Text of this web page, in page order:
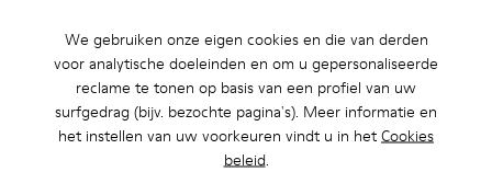
We gebruiken onze eigen cookies en die van derden
voor analytische doeleinden en om u gepersonaliseerde
reclame te tonen op basis van een profiel van uw
surfgedrag (bijv. bezochte pagina's). Meer informatie en
het instellen van uw voorkeuren vindt u in het Cookies
beleid.
Uitverkoop: krijg 10% extra korting
Ja, dat klopt. Als lid van onze community krijg je exclusieve